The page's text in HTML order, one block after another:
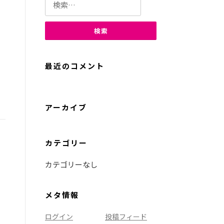
索:
最近のコメント
アーカイブ
カテゴリー
カテゴリーなし
メタ情報
ログイン 投稿フィード